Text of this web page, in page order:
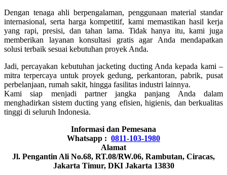
Dengan tenaga ahli berpengalaman, penggunaan material standar
internasional, serta harga kompetitif, kami memastikan hasil kerja
yang rapi, presisi, dan tahan lama. Tidak hanya itu, kami juga
memberikan layanan konsultasi gratis agar Anda mendapatkan
solusi terbaik sesuai kebutuhan proyek Anda.
Jadi, percayakan kebutuhan jacketing ducting Anda kepada kami –
mitra terpercaya untuk proyek gedung, perkantoran, pabrik, pusat
perbelanjaan, rumah sakit, hingga fasilitas industri lainnya.
Kami siap menjadi partner jangka panjang Anda dalam
menghadirkan sistem ducting yang efisien, higienis, dan berkualitas
tinggi di seluruh Indonesia.
Informasi dan Pemesana
Whatsapp : 0811-103-1980
Alamat
Jl. Pengantin Ali No.68, RT.08/RW.06, Rambutan, Ciracas,
Jakarta Timur, DKI Jakarta 13830